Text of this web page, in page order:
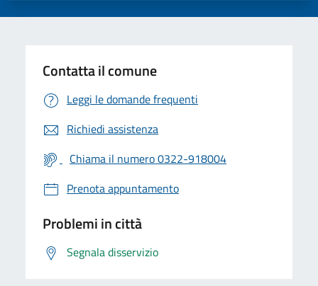
Contatta il comune
Leggi le domande frequenti
Richiedi assistenza
Chiama il numero 0322-918004
Prenota appuntamento
Problemi in città
Segnala disservizio